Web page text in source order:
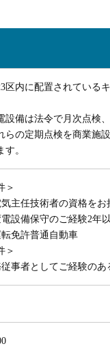
区内に配置されている
設備は法令で月次点検
らの定期点検を商業施
す。
＞
主任技術者の資格をお
設備保守のご経験2年
免許普通自動車
＞
事者としてご経験のあ